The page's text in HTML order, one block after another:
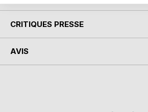
CRITIQUES PRESSE
AVIS